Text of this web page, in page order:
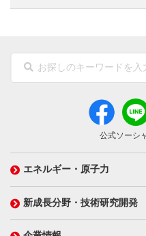
公式ソーシ
エネルギー・原子力
新成長分野・技術研究開発